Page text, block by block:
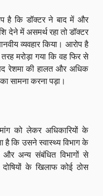
है कि डॉक्टर ने बाद में और
देने में असमर्थ रहा तो डॉक्टर
व्यवहार किया। आरोप है
मरोड़ा गया कि वह फिर से
रेशमा की हालत और अधिक
सामना करना पड़ा।
मांग को लेकर अधिकारियों के
है कि उसने स्वास्थ्य विभाग के
और अन्य संबंधित विभागों से
के खिलाफ कोई ठोस